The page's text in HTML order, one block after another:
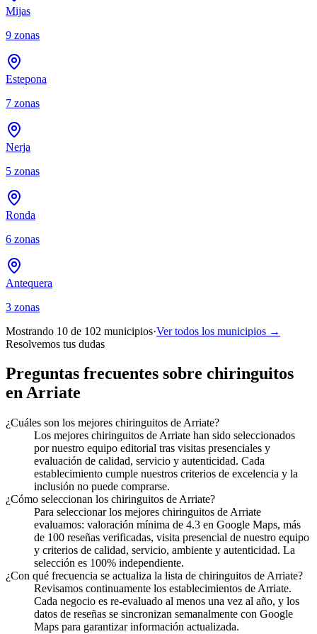
Mijas
9 zonas
Estepona
7 zonas
Nerja
5 zonas
Ronda
6 zonas
Antequera
3 zonas
Mostrando 10 de 102 municipios·Ver todos los municipios →
Resolvemos tus dudas
Preguntas frecuentes sobre chiringuitos
en Arriate
¿Cuáles son los mejores chiringuitos de Arriate?
Los mejores chiringuitos de Arriate han sido seleccionados
por nuestro equipo editorial tras visitas presenciales y
evaluación de calidad, servicio y autenticidad. Cada
establecimiento cumple nuestros criterios de excelencia y la
inclusión no puede comprarse.
¿Cómo seleccionan los chiringuitos de Arriate?
Para seleccionar los mejores chiringuitos de Arriate
evaluamos: valoración mínima de 4.3 en Google Maps, más
de 100 reseñas verificadas, visita presencial de nuestro equipo
y criterios de calidad, servicio, ambiente y autenticidad. La
selección es 100% independiente.
¿Con qué frecuencia se actualiza la lista de chiringuitos de Arriate?
Revisamos continuamente los establecimientos de Arriate.
Cada negocio es re-evaluado al menos una vez al año, y los
datos de reseñas se sincronizan semanalmente con Google
Maps para garantizar información actualizada.